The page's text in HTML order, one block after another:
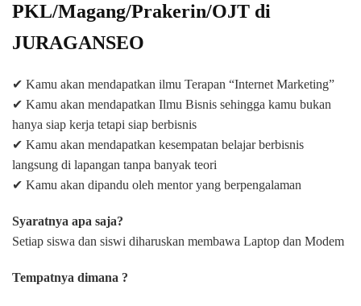
PKL/Magang/Prakerin/OJT di
JURAGANSEO
✔ Kamu akan mendapatkan ilmu Terapan “Internet Marketing”
✔ Kamu akan mendapatkan Ilmu Bisnis sehingga kamu bukan
hanya siap kerja tetapi siap berbisnis
✔ Kamu akan mendapatkan kesempatan belajar berbisnis
langsung di lapangan tanpa banyak teori
✔ Kamu akan dipandu oleh mentor yang berpengalaman
Syaratnya apa saja?
Setiap siswa dan siswi diharuskan membawa Laptop dan Modem
Tempatnya dimana ?